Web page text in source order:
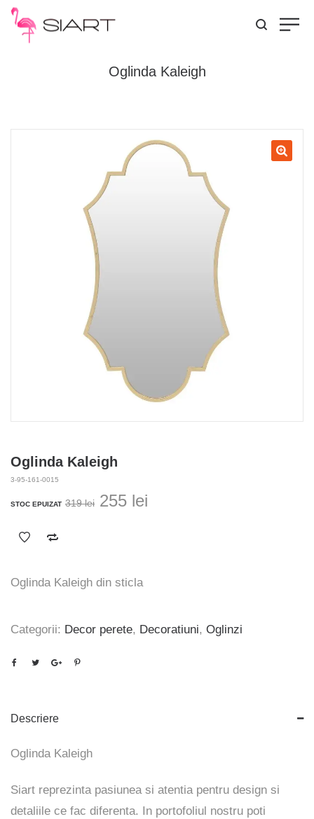
Oglinda Kaleigh
Oglinda Kaleigh
3-95-161-0015
STOC EPUIZAT 319lei Prețul
255 lei
Oglinda Kaleigh din sticla
Categorii: Decor perete, Decoratiuni, Oglinzi
Descriere
Oglinda Kaleigh
Siart reprezinta pasiunea si atentia pentru design si
detaliile ce fac diferenta. In portofoliul nostru poti